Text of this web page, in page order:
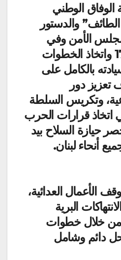
الوفاق الوطني
الطائف” والدستور
مجلس الأمن وفي
مقدمها القرار 1701 واتخاذ الخطوات
بالكامل على
تعزيز دور
وتكريس السلطة
اتخاذ قرارات الحرب
حيازة السلاح بيد
أنحاء لبنان.
الأعمال العدائية،
البرية
من خلال خطوات
دائم وشامل